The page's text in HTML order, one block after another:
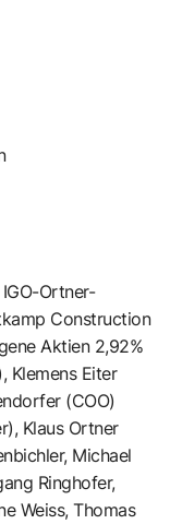
Ortner-
Construction
Aktien 2,92%
Klemens Eiter
(COO)
Klaus Ortner
Michael
Ringhofer,
Weiss, Thomas